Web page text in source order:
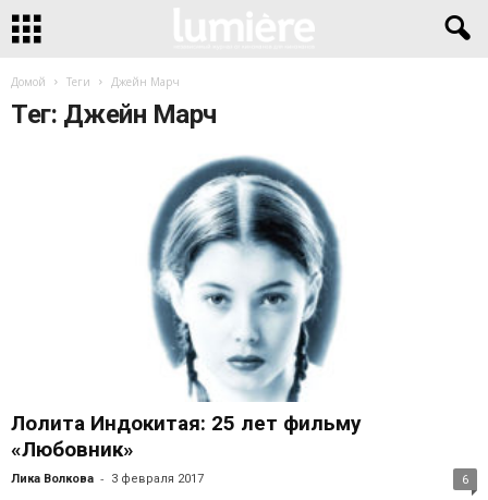
Домой Теги Джейн Марч
Тег: Джейн Марч
Лолита Индокитая: 25 лет фильму
«Любовник»
Лика Волкова - 3 февраля 2017 6